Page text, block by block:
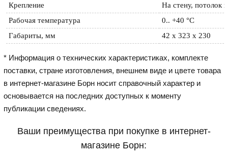
Крепление
На стену, потолок
Рабочая температура
0.. +40 °C
Габариты, мм
42 x 323 x 230
* Информация о технических характеристиках, комплекте
поставки, стране изготовления, внешнем виде и цвете товара
в интернет-магазине Борн носит справочный характер и
основывается на последних доступных к моменту
публикации сведениях.
Ваши преимущества при покупке в интернет-
магазине Борн: